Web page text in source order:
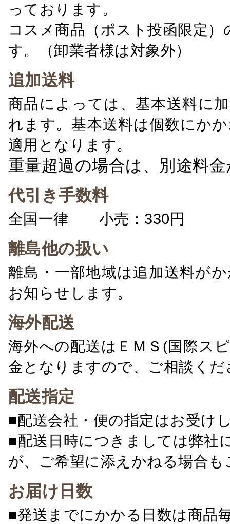
っております。
コスメ商品（ポスト投函限定
す。（卸業者様は対象外）
追加送料
商品によっては、基本送料に
れます。基本送料は個数にか
適用となります。
重量超過の場合は、別途料
代引き手数料
全国一律 小売：330円 卸
離島他の扱い
離島・一部地域は追加送料が
お知らせします。
海外配送
海外への配送はＥＭＳ(国際ス
金となりますので、ご相談くだ
配送指定
■配送会社・便の指定はお受け
■配送日時につきましては弊社
が、ご希望に添えかねる場合
お届け日数
■発送までにかかる日数は商品